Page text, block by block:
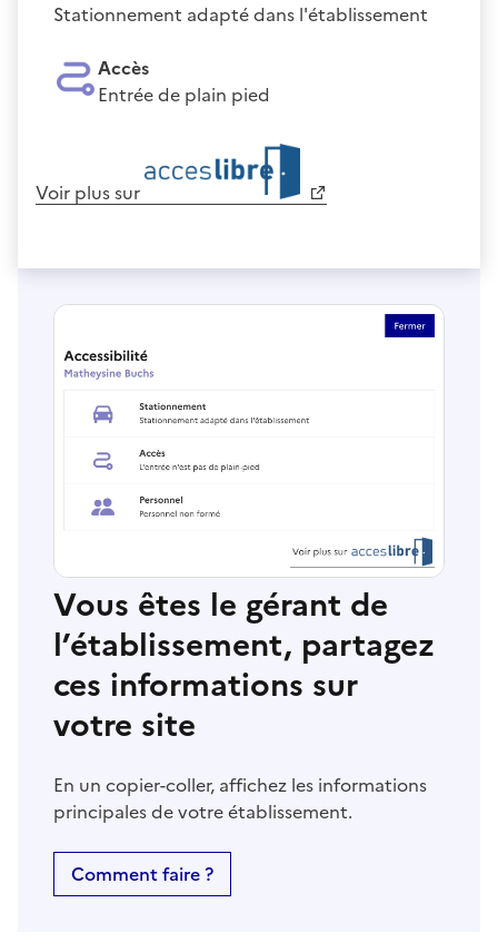
Stationnement adapté dans l'établissement
Accès
Entrée de plain pied
Voir plus sur
Vous êtes le gérant de
l’établissement, partagez
ces informations sur
votre site
En un copier-coller, affichez les informations
principales de votre établissement.
Comment faire ?